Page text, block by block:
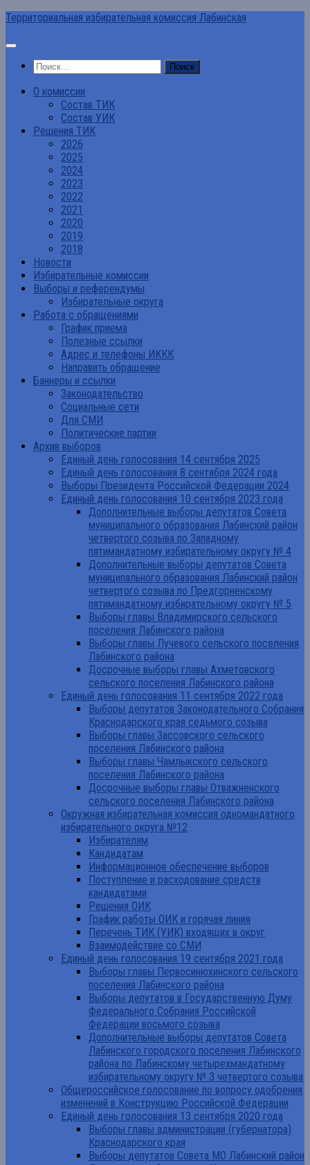
Перейти
содержимому
Территориальная избирательная комиссия Лабинская
Найти:
О комиссии
Состав ТИК
Состав УИК
Решения ТИК
2026
2025
2024
2023
2022
2021
2020
2019
2018
Новости
Избирательные комиссии
Выборы и референдумы
Избирательные округа
Работа с обращениями
График приема
Полезные ссылки
Адрес и телефоны ИККК
Направить обращение
Баннеры и ссылки
Законодательство
Социальные сети
Для СМИ
Политические партии
Архив выборов
Единый день голосования 14 сентября 2025
Единый день голосования 8 сентября 2024 года
Выборы Президента Российской Федерации 2024
Единый день голосования 10 сентября 2023 года
Дополнительные выборы депутатов Совета
муниципального образования Лабинский район
четвертого созыва по Западному
пятимандатному избирательному округу № 4
Дополнительные выборы депутатов Совета
муниципального образования Лабинский район
четвертого созыва по Предгорненскому
пятимандатному избирательному округу № 5
Выборы главы Владимирского сельского
поселения Лабинского района
Выборы главы Лучевого сельского поселения
Лабинского района
Досрочные выборы главы Ахметовского
сельского поселения Лабинского района
Единый день голосования 11 сентября 2022 года
Выборы депутатов Законодательного Собрания
Краснодарского края седьмого созыва
Выборы главы Зассовского сельского
поселения Лабинского района
Выборы главы Чамлыкского сельского
поселения Лабинского района
Досрочные выборы главы Отважненского
сельского поселения Лабинского района
Окружная избирательная комиссия одномандатного
избирательного округа №12
Избирателям
Кандидатам
Информационное обеспечение выборов
Поступление и расходование средств
кандидатами
Решения ОИК
График работы ОИК и горячая линия
Перечень ТИК (УИК) входящих в округ
Взаимодействие со СМИ
Единый день голосования 19 сентября 2021 года
Выборы главы Первосинюхинского сельского
поселения Лабинского района
Выборы депутатов в Государственную Думу
Федерального Собрания Российской
Федерации восьмого созыва
Дополнительные выборы депутатов Совета
Лабинского городского поселения Лабинского
района по Лабинскому четырехмандатному
избирательному округу № 3 четвертого созыва
Общероссийское голосование по вопросу одобрения
изменений в Конструкцию Российской Федерации
Единый день голосования 13 сентября 2020 года
Выборы главы администрации (губернатора)
Краснодарского края
Выборы депутатов Совета МО Лабинский район